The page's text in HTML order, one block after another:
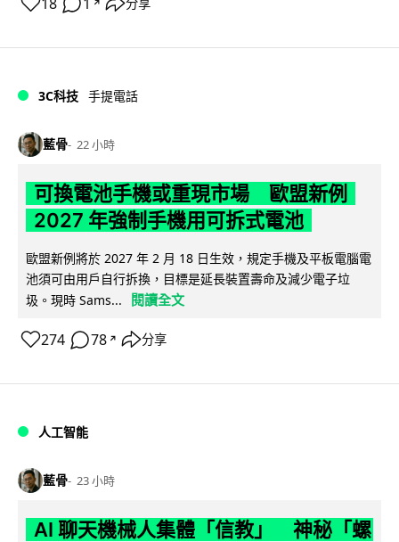
↗
3C科技 手提電話
藍骨 22 小時
可換電池手機或重現市場 歐盟新例
2027 年強制手機用可拆式電池
歐盟新例將於 2027 年 2 月 18 日生效，規定手機及平板電腦電
池須可由用戶自行拆換，目標是延長裝置壽命及減少電子垃
圾。現時 Sams...
閱讀全文
274 78 ↗ 分享
人工智能
藍骨 23 小時
AI 聊天機械人集體「信教」 神秘「螺